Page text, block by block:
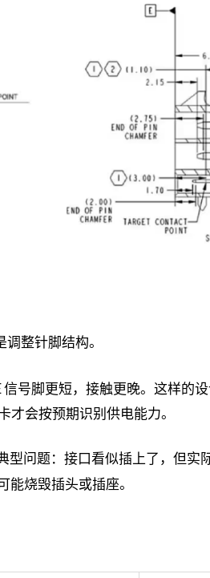
整针脚结构。
信号脚更短，接触更晚。这样的
才会按预期识别供电能力。
型问题：接口看似插上了，但实
烧毁插头或插座。